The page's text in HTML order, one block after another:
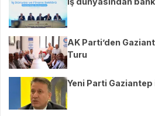
AK Parti’den
Turu
Yeni Parti